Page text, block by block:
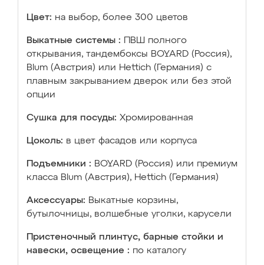
Цвет: на выбор, более 300 цветов
Выкатные системы :
ПВШ полного
открывания, тандембоксы BOYARD (Россия),
Blum (Австрия) или Hettich (Германия) с
плавным закрыванием дверок или без этой
опции
Сушка для посуды: Хромированная
Цоколь: в цвет фасадов или корпуса
Подъемники : BOYARD (Россия) или премиум
класса Blum (Австрия), Hettich (Германия)
Аксессуары: Выкатные корзины,
бутылочницы, волшебные уголки, карусели
Пристеночный плинтус, барные стойки и
навески, освещение : по каталогу